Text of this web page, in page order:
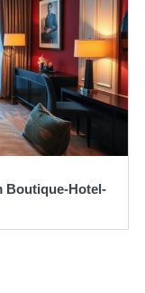
Boutique-Hotel-